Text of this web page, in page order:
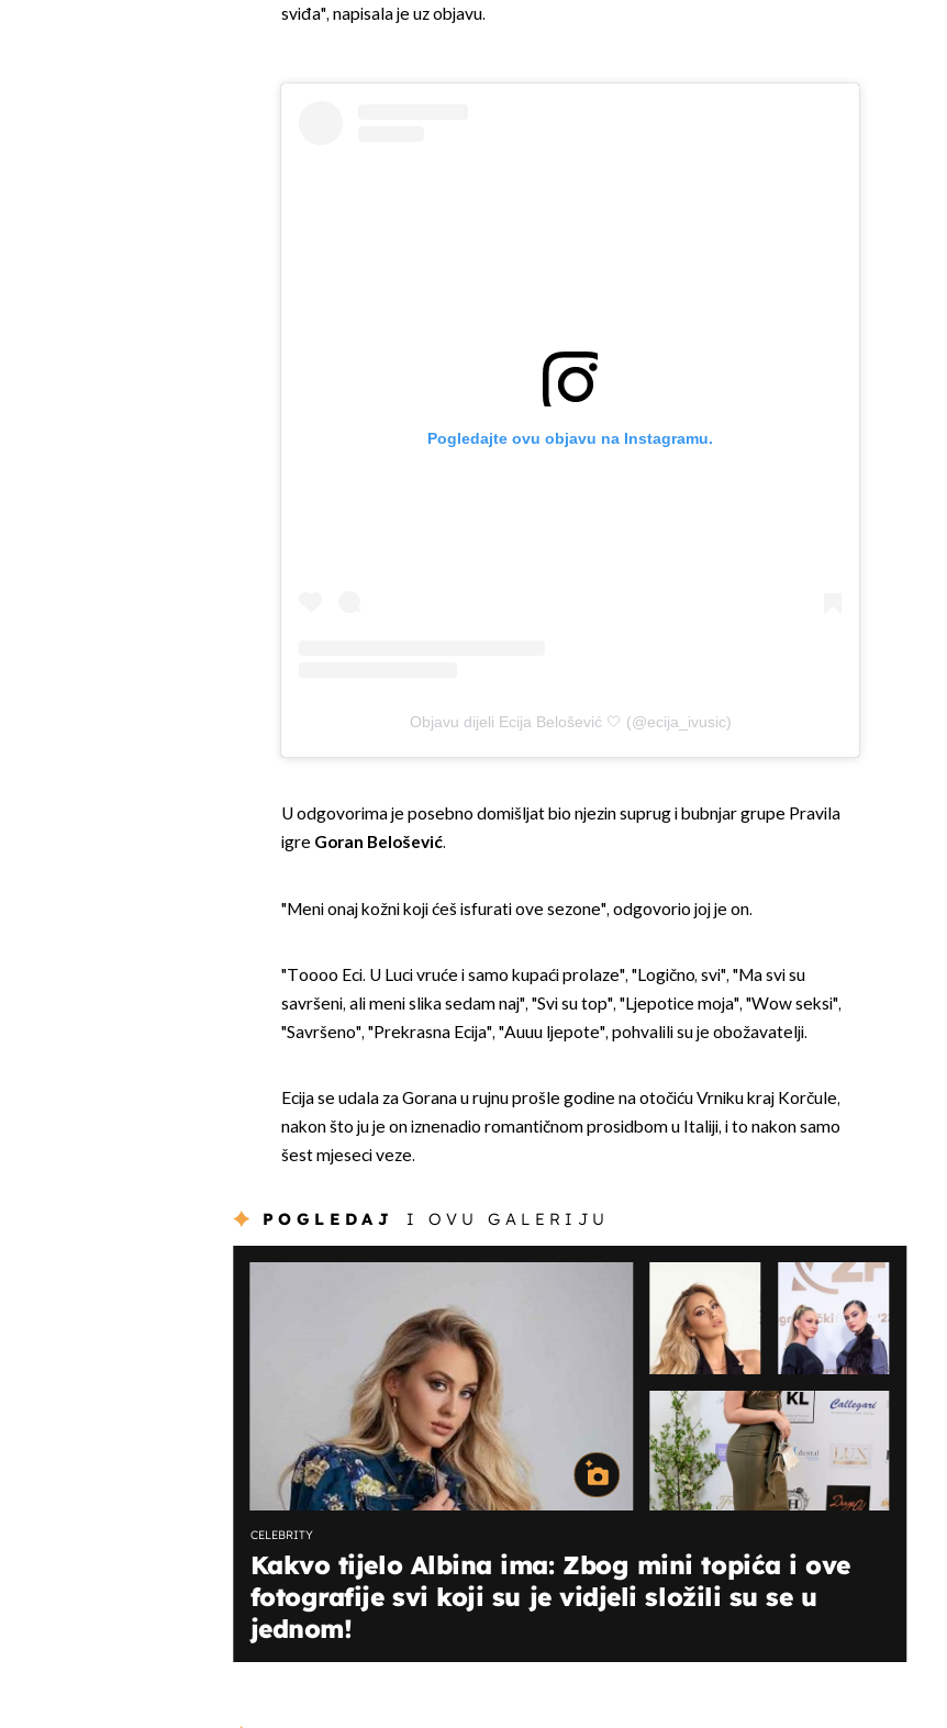
sviđa", napisala je uz objavu.
Pogledajte ovu objavu na Instagramu.
Objavu dijeli Ecija Belošević 🤍 (@ecija_ivusic)
U odgovorima je posebno domišljat bio njezin suprug i bubnjar grupe Pravila
igre Goran Belošević.
"Meni onaj kožni koji ćeš isfurati ove sezone", odgovorio joj je on.
"Toooo Eci. U Luci vruće i samo kupaći prolaze", "Logično, svi", "Ma svi su
savršeni, ali meni slika sedam naj", "Svi su top", "Ljepotice moja", "Wow seksi",
"Savršeno", "Prekrasna Ecija", "Auuu ljepote", pohvalili su je obožavatelji.
Ecija se udala za Gorana u rujnu prošle godine na otočiću Vrniku kraj Korčule,
nakon što ju je on iznenadio romantičnom prosidbom u Italiji, i to nakon samo
šest mjeseci veze.
POGLEDAJ I OVU GALERIJU
CELEBRITY
Kakvo tijelo Albina ima: Zbog mini topića i ove
fotografije svi koji su je vidjeli složili su se u
jednom!
OMOGUĆI OBAVIJESTI